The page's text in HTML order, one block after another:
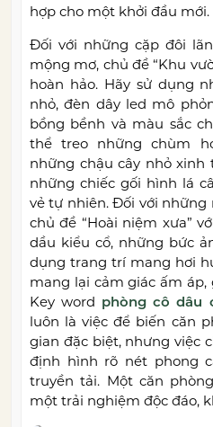
hợp cho một khởi đầu mới.
Đối với những cặp đôi
mộng mơ, chủ đề “Khu
hoàn hảo. Hãy sử dụng
nhỏ, đèn dây led mô
bồng bềnh và màu sắc
thể treo những chùm
những chậu cây nhỏ xinh
những chiếc gối hình lá
vẻ tự nhiên. Đối với những
chủ đề “Hoài niệm xưa”
dầu kiểu cổ, những bức
dụng trang trí mang hơi
mang lại cảm giác ấm
Key word phòng cô dâu
luôn là việc để biến căn
gian đặc biệt, nhưng việc
định hình rõ nét phong
truyền tải. Một căn
một trải nghiệm độc đáo,